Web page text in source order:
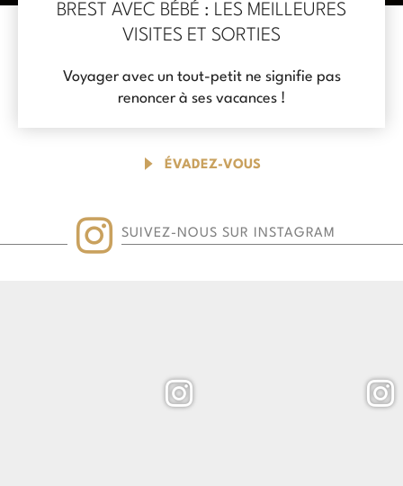
BREST AVEC BÉBÉ : LES MEILLEURES
VISITES ET SORTIES
Voyager avec un tout-petit ne signifie pas
renoncer à ses vacances !
ÉVADEZ-VOUS
SUIVEZ-NOUS SUR INSTAGRAM